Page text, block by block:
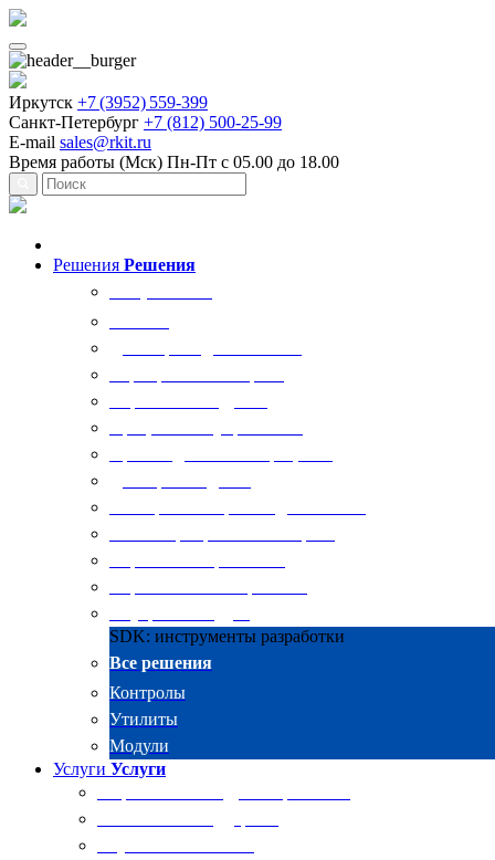
Иркутск +7 (3952) 559-399
Санкт-Петербург +7 (812) 500-25-99
E-mail sales@rkit.ru
Время работы (Мск) Пн-Пт с 05.00 до 18.00
Решения Решения
SDK: инструменты разработки
Все решения
Контролы
Утилиты
Модули
Услуги Услуги